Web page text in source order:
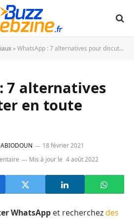
»WhatsApp : 7 alternatives pour discuter en toute sécurité
7 alternatives
en toute
18 février 2021
Mis à jour le 4 août 2022
WhatsApp et recherchezdes